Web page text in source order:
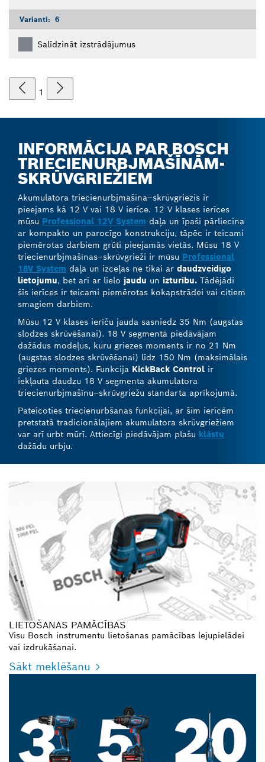
Varianti: 6
Salīdzināt izstrādājumus
1
INFORMĀCIJA PAR BOSCH
TRIECIENURBJMAŠĪNĀM-
SKRŪVGRIEŽIEM
Akumulatora triecienurbjmašīna–skrūvgriezis ir
pieejams kā 12 V vai 18 V ierīce. 12 V klases ierīces
mūsu Professional 12V System daļa un īpaši pārliecina
ar kompakto un parocīgo konstrukciju, tāpēc ir teicami
piemērotas darbiem grūti pieejamās vietās. Mūsu 18 V
triecienurbjmašīnas–skrūvgrieži ir mūsu Professional
18V System daļa un izceļas ne tikai ar daudzveidīgo
lietojumu, bet arī ar lielo jaudu un izturību. Tādējādi
šīs ierīces ir teicami piemērotas kokapstrādei vai citiem
smagiem darbiem.
Mūsu 12 V klases ierīču jauda sasniedz 35 Nm (augstas
slodzes skrūvēšanai). 18 V segmentā piedāvājam
dažādus modeļus, kuru griezes moments ir no 21 Nm
(augstas slodzes skrūvēšanai) līdz 150 Nm (maksimālais
griezes moments). Funkcija KickBack Control ir
iekļauta daudzu 18 V segmenta akumulatora
triecienurbjmašīnu–skrūvgriežu standarta aprīkojumā.
Pateicoties triecienurbšanas funkcijai, ar šīm ierīcēm
pretstatā tradicionālajiem akumulatora skrūvgriežiem
var arī urbt mūrī. Attiecīgi piedāvājam plašu klāstu
dažādu urbju.
LIETOŠANAS PAMĀCĪBAS
Visu Bosch instrumentu lietošanas pamācības lejupielādei
vai izdrukāšanai.
Sākt meklēšanu